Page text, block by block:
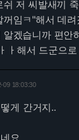
쉬 저 씨발새끼
임ㅋ"해서 데려
알겠습니까 편안
ㅏ해서 드군으
09 18:03:30
게 간거지..
요